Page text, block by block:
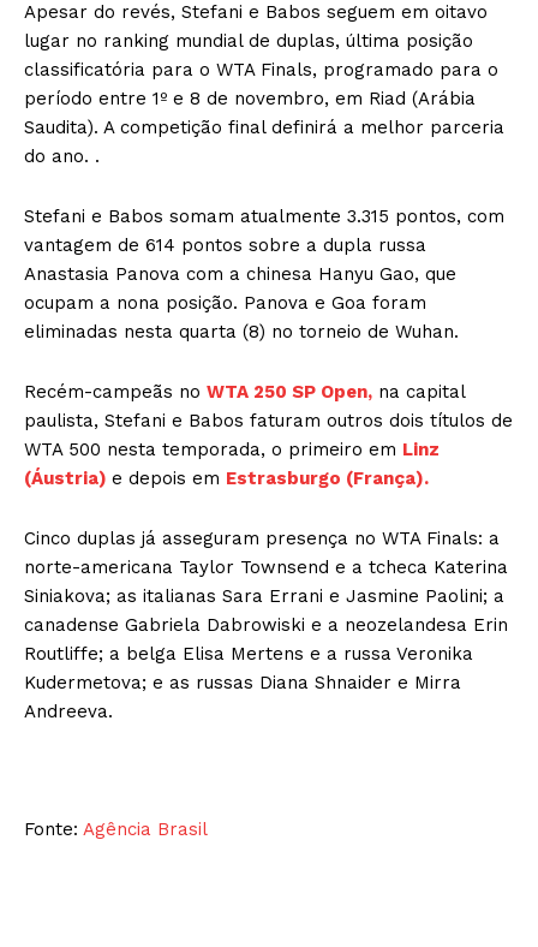
Apesar do revés, Stefani e Babos seguem em oitavo
lugar no ranking mundial de duplas, última posição
classificatória para o WTA Finals, programado para o
período entre 1º e 8 de novembro, em Riad (Arábia
Saudita). A competição final definirá a melhor parceria
do ano. .
Stefani e Babos somam atualmente 3.315 pontos, com
vantagem de 614 pontos sobre a dupla russa
Anastasia Panova com a chinesa Hanyu Gao, que
ocupam a nona posição. Panova e Goa foram
eliminadas nesta quarta (8) no torneio de Wuhan.
Recém-campeãs no WTA 250 SP Open, na capital
paulista, Stefani e Babos faturam outros dois títulos de
WTA 500 nesta temporada, o primeiro em Linz
(Áustria) e depois em Estrasburgo (França).
Cinco duplas já asseguram presença no WTA Finals: a
norte-americana Taylor Townsend e a tcheca Katerina
Siniakova; as italianas Sara Errani e Jasmine Paolini; a
canadense Gabriela Dabrowiski e a neozelandesa Erin
Routliffe; a belga Elisa Mertens e a russa Veronika
Kudermetova; e as russas Diana Shnaider e Mirra
Andreeva.
Fonte: Agência Brasil